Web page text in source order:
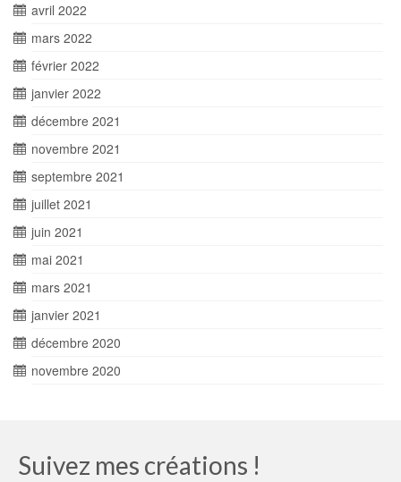
avril 2022
mars 2022
février 2022
janvier 2022
décembre 2021
novembre 2021
septembre 2021
juillet 2021
juin 2021
mai 2021
mars 2021
janvier 2021
décembre 2020
novembre 2020
Suivez mes créations !